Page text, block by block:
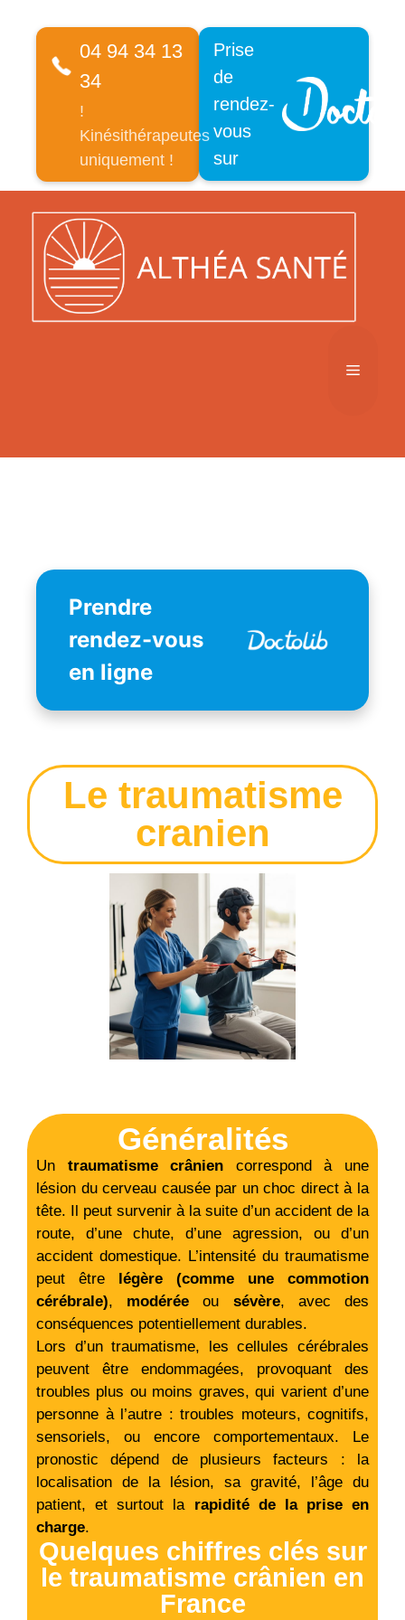
04 94 34 13
34
!
Kinésithérapeutes
uniquement !
Prise
de
rendez-
vous
sur
Prendre
rendez-vous
en ligne
Le traumatisme
cranien
Généralités
Un traumatisme crânien correspond à une
lésion du cerveau causée par un choc direct à la
tête. Il peut survenir à la suite d’un accident de la
route, d’une chute, d’une agression, ou d’un
accident domestique. L’intensité du traumatisme
peut être légère (comme une commotion
cérébrale), modérée ou sévère, avec des
conséquences potentiellement durables.
Lors d’un traumatisme, les cellules cérébrales
peuvent être endommagées, provoquant des
troubles plus ou moins graves, qui varient d’une
personne à l’autre : troubles moteurs, cognitifs,
sensoriels, ou encore comportementaux. Le
pronostic dépend de plusieurs facteurs : la
localisation de la lésion, sa gravité, l’âge du
patient, et surtout la rapidité de la prise en
charge.
Quelques chiffres clés sur
le traumatisme crânien en
France